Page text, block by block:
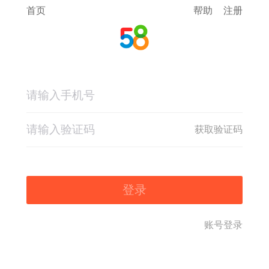
首页 帮助 注册
获取验证码
登录
账号登录